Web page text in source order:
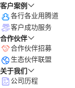
客户案例
各行各业用腾道
客户成功服务
合作伙伴
合作伙伴招募
生态伙伴联盟
关于我们
公司历程